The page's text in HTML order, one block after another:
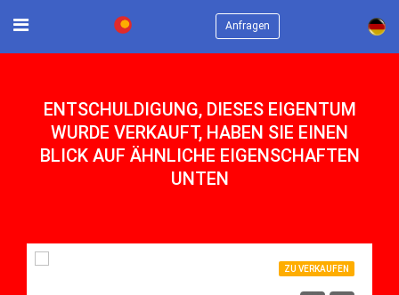
Anfragen ×
ENTSCHULDIGUNG, DIESES EIGENTUM
WURDE VERKAUFT, HABEN SIE EINEN
BLICK AUF ÄHNLICHE EIGENSCHAFTEN
UNTEN
ZU VERKAUFEN